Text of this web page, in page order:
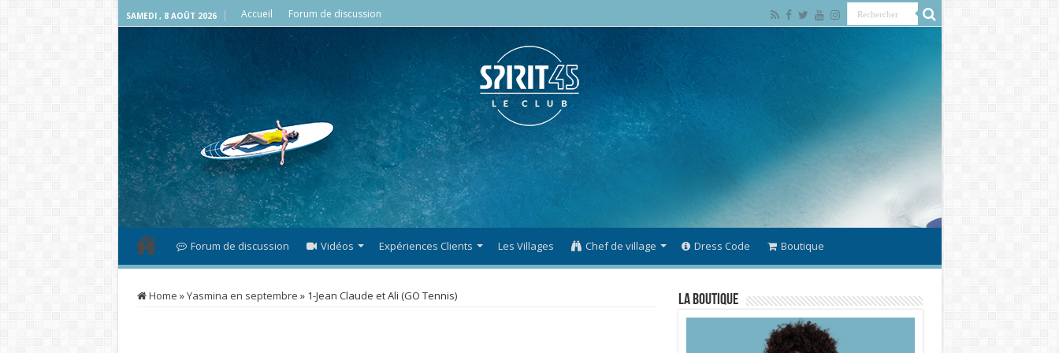
SAMEDI , 8 AOÛT 2026 Accueil Forum de discussion
Forum de discussion Vidéos Expériences Clients Les Villages Chef de village Dress Code Boutique
Home »Yasmina en septembre » 1-Jean Claude et Ali (GO Tennis) La Boutique